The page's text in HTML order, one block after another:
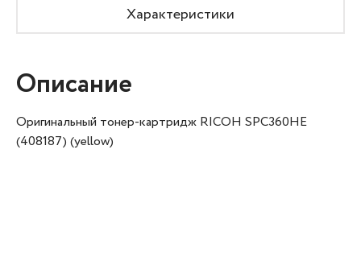
Характеристики
Описание
Оригинальный тонер-картридж RICOH SPC360HE
(408187) (yellow)